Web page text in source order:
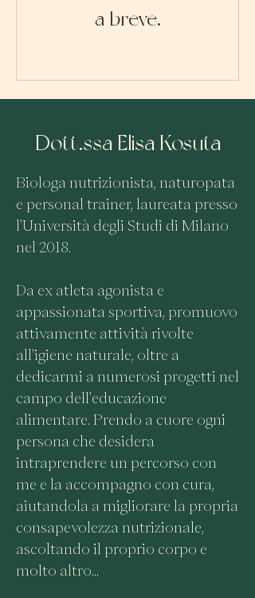
a breve.
Dott.ssa Elisa Kosuta
Biologa nutrizionista, naturopata
e personal trainer, laureata presso
l'Università degli Studi di Milano
nel 2018.
Da ex atleta agonista e
appassionata sportiva, promuovo
attivamente attività rivolte
all'igiene naturale, oltre a
dedicarmi a numerosi progetti nel
campo dell'educazione
alimentare. Prendo a cuore ogni
persona che desidera
intraprendere un percorso con
me e la accompagno con cura,
aiutandola a migliorare la propria
consapevolezza nutrizionale,
ascoltando il proprio corpo e
molto altro...